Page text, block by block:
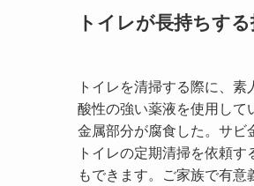
トイレが長持ちす
トイレを清掃する際に、素
酸性の強い薬液を使用して
金属部分が腐食した。サビ
トイレの定期清掃を依頼
もできます。ご家族で有意